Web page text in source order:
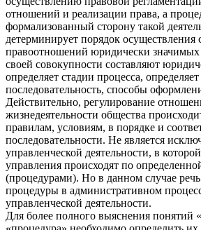
отношений и реализации права, а
формализованный сторону такой
детерминирует порядок осуществления
правоотношений юридически значимых
своей совокупности составляют
определяет стадии процесса,
последовательность, способы
Действительно, регулирование
жизнедеятельности общества
правилам, условиям, в порядке и
последовательности. Не является
управленческой деятельности, в
управления происходят по
(процедурами). Но в данном случае
процедуры в административном
управленческой деятельности.
Для более полного выяснения понятий